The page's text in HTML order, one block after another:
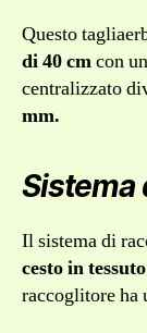
Questo
di 40 cmcon
centralizzato
mm.
Sistema
Il sistema di
cesto in
raccoglitore ha